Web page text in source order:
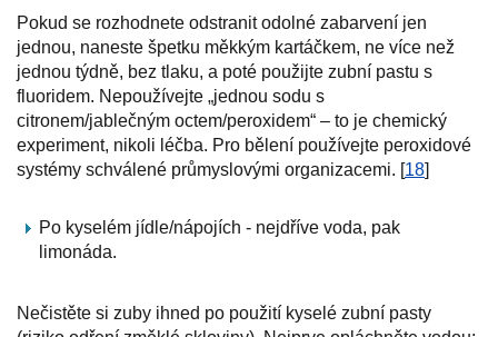
Pokud se rozhodnete odstranit odolné zabarvení jen
jednou, naneste špetku měkkým kartáčkem, ne více než
jednou týdně, bez tlaku, a poté použijte zubní pastu s
fluoridem. Nepoužívejte „jednou sodu s
citronem/jablečným octem/peroxidem“ – to je chemický
experiment, nikoli léčba. Pro bělení používejte peroxidové
systémy schválené průmyslovými organizacemi. [18]
Po kyselém jídle/nápojích - nejdříve voda, pak
limonáda.
Nečistěte si zuby ihned po použití kyselé zubní pasty